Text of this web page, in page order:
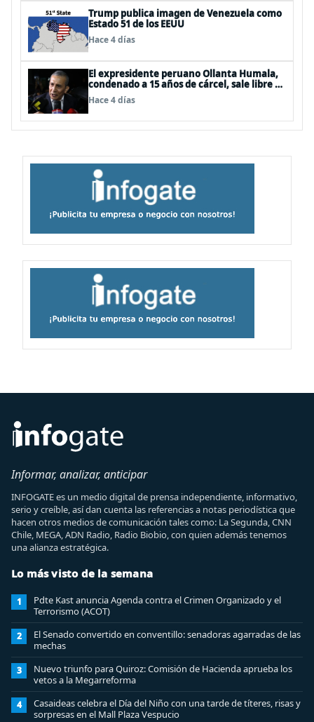
Trump publica imagen de Venezuela como
Estado 51 de los EEUU
Hace 4 días
El expresidente peruano Ollanta Humala,
condenado a 15 años de cárcel, sale libre al
anularse su caso
Hace 4 días
Informar, analizar, anticipar
INFOGATE es un medio digital de prensa independiente, informativo,
serio y creíble, así dan cuenta las referencias a notas periodística que
hacen otros medios de comunicación tales como: La Segunda, CNN
Chile, MEGA, ADN Radio, Radio Biobio, con quien además tenemos
una alianza estratégica.
Lo más visto de la semana
1
Pdte Kast anuncia Agenda contra el Crimen Organizado y el
Terrorismo (ACOT)
2
El Senado convertido en conventillo: senadoras agarradas de las
mechas
3
Nuevo triunfo para Quiroz: Comisión de Hacienda aprueba los
vetos a la Megarreforma
4
Casaideas celebra el Día del Niño con una tarde de títeres, risas y
sorpresas en el Mall Plaza Vespucio